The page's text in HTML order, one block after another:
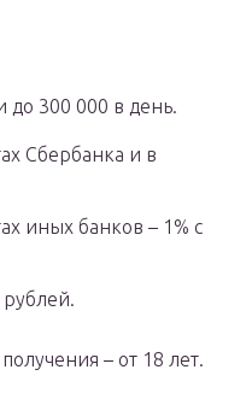
до 300 000 в день.
Сбербанка и в
иных банков – 1% с
– от 18 лет.